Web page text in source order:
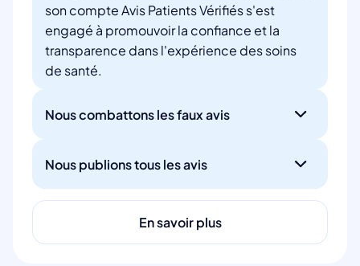
son compte Avis Patients Vérifiés s'est
engagé à promouvoir la confiance et la
transparence dans l'expérience des soins
de santé.
Nous combattons les faux avis
Nous publions tous les avis
En savoir plus